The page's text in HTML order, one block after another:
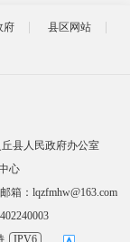
府
县区网站
县人民政府办公室
心
邮箱：lqzfmhw@163.com
IPV6